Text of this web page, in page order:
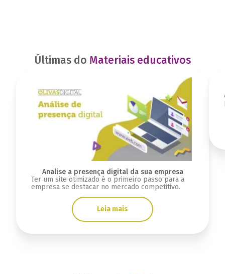
Últimas do Materiais educativos
Analise a presença digital da sua empresa
Ter um site otimizado é o primeiro passo para a
empresa se destacar no mercado competitivo.
Leia mais